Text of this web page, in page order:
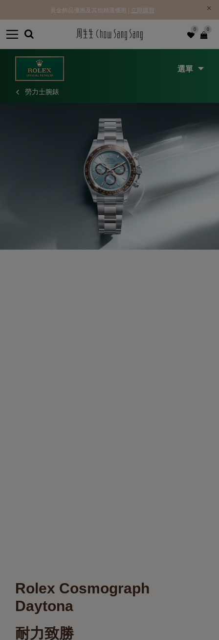
0 0
優惠及其他精選優惠 |立即購買 免費優先送遞 | 滿
選單
勞力士腕錶
Rolex Cosmograph
Daytona
耐力致勝